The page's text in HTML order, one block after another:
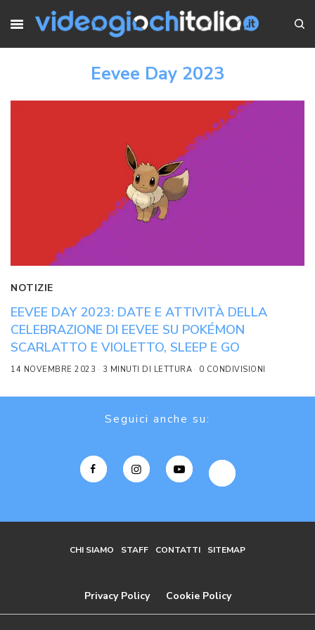
Eevee Day 2023
NOTIZIE
EEVEE DAY 2023: DATE E ATTIVITÀ DELLA
CELEBRAZIONE DI EEVEE SU POKÉMON
SCARLATTO E VIOLETTO, SLEEP E GO
14 NOVEMBRE 2023 3 MINUTI DI LETTURA 0 CONDIVISIONI
Seguici anche su:
CHI SIAMO STAFF CONTATTI SITEMAP
Privacy Policy Cookie Policy